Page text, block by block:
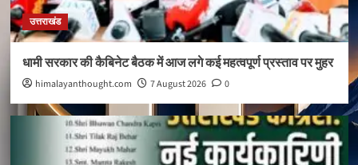
उत्तराखंड
धामी सरकार की कैबिनेट बैठक में आज लगे कई महत्वपूर्ण प्रस्ताव पर मुहर
himalayanthought.com 7 August 2026 0